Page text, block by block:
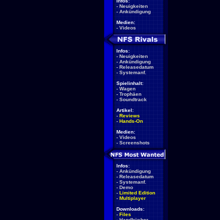
- Neuigkeiten
- Ankündigung
Medien:
- Videos
Infos:
- Neuigkeiten
- Ankündigung
- Releasedatum
- Systemanf.
Spielinhalt:
- Wagen
- Trophäen
- Soundtrack
Artikel:
- Reviews
- Hands-On
Medien:
- Videos
- Screenshots
Infos:
- Ankündigung
- Releasedatum
- Systemanf.
- Demo
- Limited Edition
- Multiplayer
Downloads:
- Files